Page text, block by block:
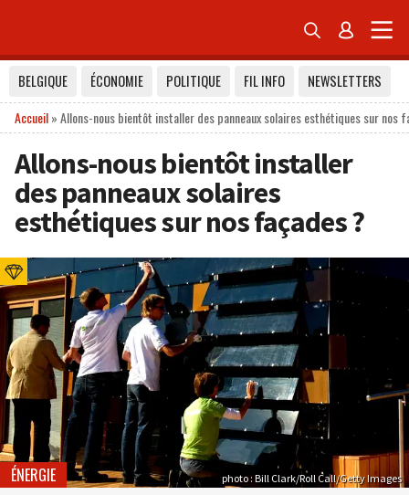
 
BELGIQUE ÉCONOMIE POLITIQUE FIL INFO
NEWSLETTERS
Accueil»Allons-nous bientôt installer des panneaux solaires esthétiques sur nos
Allons-nous bientôt installer
des panneaux solaires
esthétiques sur nos façades ?
photo : Bill Clark/Roll Call/Getty Images
ÉNERGIE